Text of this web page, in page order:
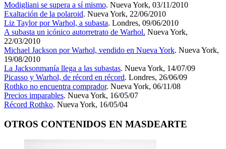
Modigliani se supera a sí mismo. Nueva York, 03/11/2010
Exaltación de la polaroid. Nueva York, 22/06/2010
Liz Taylor por Warhol, a subasta. Londres, 09/06/2010
A subasta un icónico autorretrato de Warhol. Nueva York,
22/03/2010
Michael Jackson por Warhol, vendido en Nueva York. Nueva York,
19/08/2010
La Jacksonmanía llega a las subastas. Nueva York, 14/07/09
Picasso y Warhol, de récord en récord. Londres, 26/06/09
Rothko no encuentra comprador. Nueva York, 06/11/08
Precios imparables. Nueva York, 16/05/07
Récord Rothko. Nueva York, 16/05/04
OTROS CONTENIDOS EN MASDEARTE